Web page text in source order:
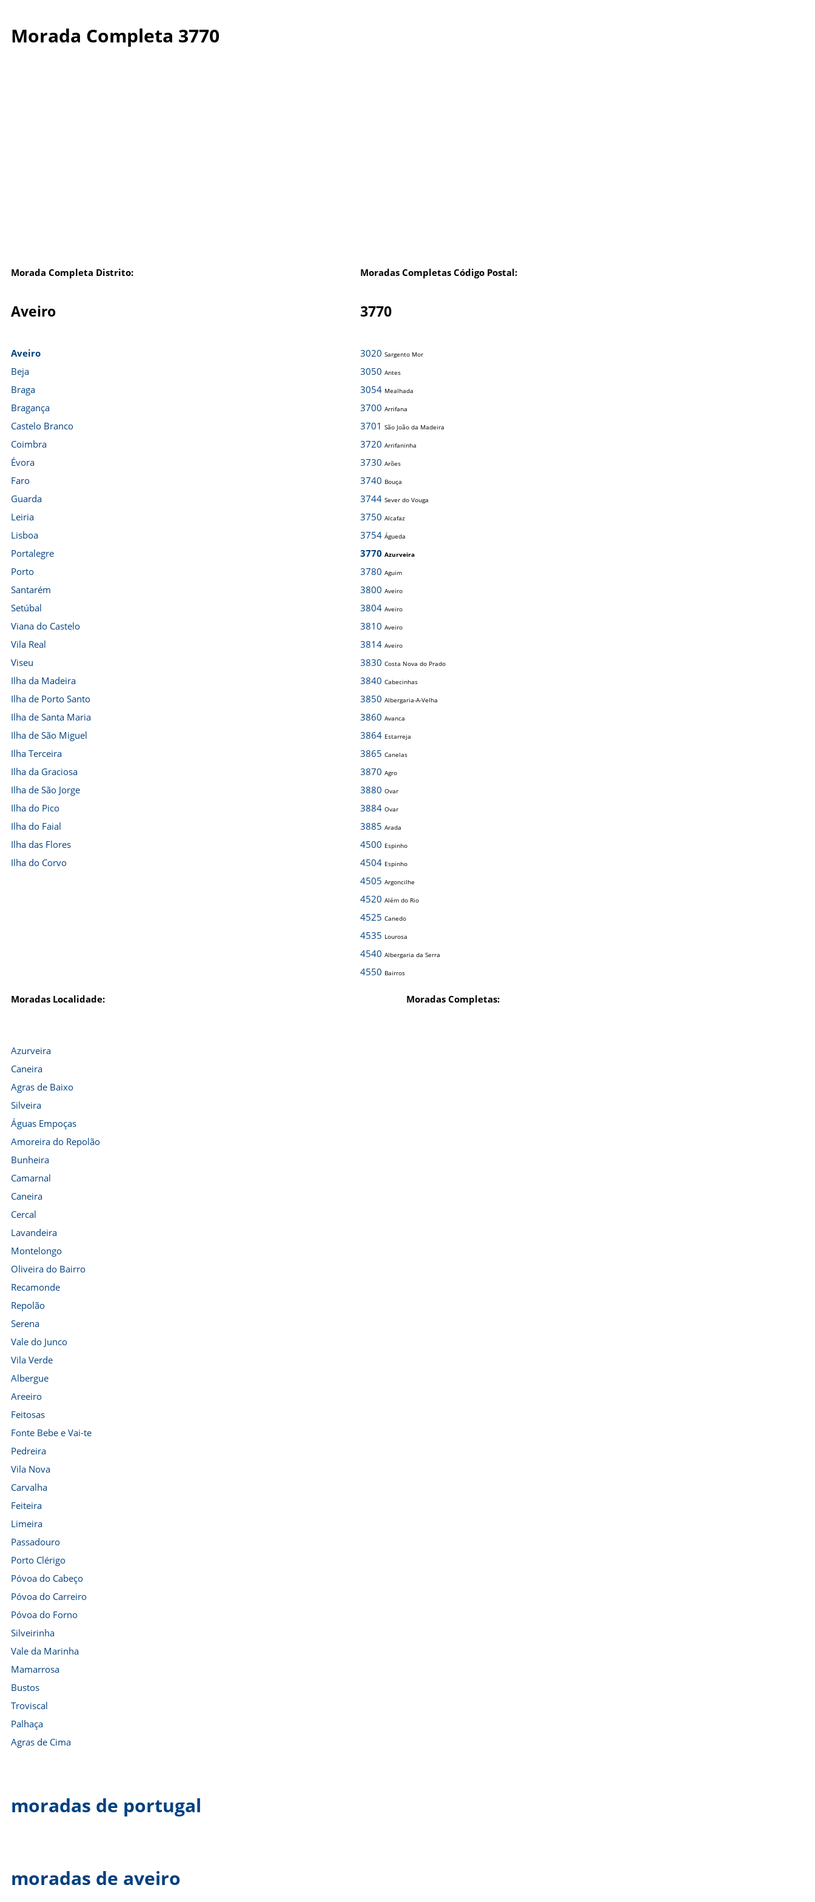
Morada Completa 3770
Morada Completa Distrito: Moradas Completas Código Postal:
Aveiro 3770
Aveiro
Beja
Braga
Bragança
Castelo Branco
Coimbra
Évora
Faro
Guarda
Leiria
Lisboa
Portalegre
Porto
Santarém
Setúbal
Viana do Castelo
Vila Real
Viseu
Ilha da Madeira
Ilha de Porto Santo
Ilha de Santa Maria
Ilha de São Miguel
Ilha Terceira
Ilha da Graciosa
Ilha de São Jorge
Ilha do Pico
Ilha do Faial
Ilha das Flores
Ilha do Corvo
3020 Sargento Mor
3050 Antes
3054 Mealhada
3700 Arrifana
3701 São João da Madeira
3720 Arrifaninha
3730 Arões
3740 Bouça
3744 Sever do Vouga
3750 Alcafaz
3754 Águeda
3770 Azurveira
3780 Aguim
3800 Aveiro
3804 Aveiro
3810 Aveiro
3814 Aveiro
3830 Costa Nova do Prado
3840 Cabecinhas
3850 Albergaria-A-Velha
3860 Avanca
3864 Estarreja
3865 Canelas
3870 Agro
3880 Ovar
3884 Ovar
3885 Arada
4500 Espinho
4504 Espinho
4505 Argoncilhe
4520 Além do Rio
4525 Canedo
4535 Lourosa
4540 Albergaria da Serra
4550 Bairros
Moradas Localidade: Moradas Completas:
Azurveira
Caneira
Agras de Baixo
Silveira
Águas Empoças
Amoreira do Repolão
Bunheira
Camarnal
Caneira
Cercal
Lavandeira
Montelongo
Oliveira do Bairro
Recamonde
Repolão
Serena
Vale do Junco
Vila Verde
Albergue
Areeiro
Feitosas
Fonte Bebe e Vai-te
Pedreira
Vila Nova
Carvalha
Feiteira
Limeira
Passadouro
Porto Clérigo
Póvoa do Cabeço
Póvoa do Carreiro
Póvoa do Forno
Silveirinha
Vale da Marinha
Mamarrosa
Bustos
Troviscal
Palhaça
Agras de Cima
moradas de portugal
moradas de aveiro